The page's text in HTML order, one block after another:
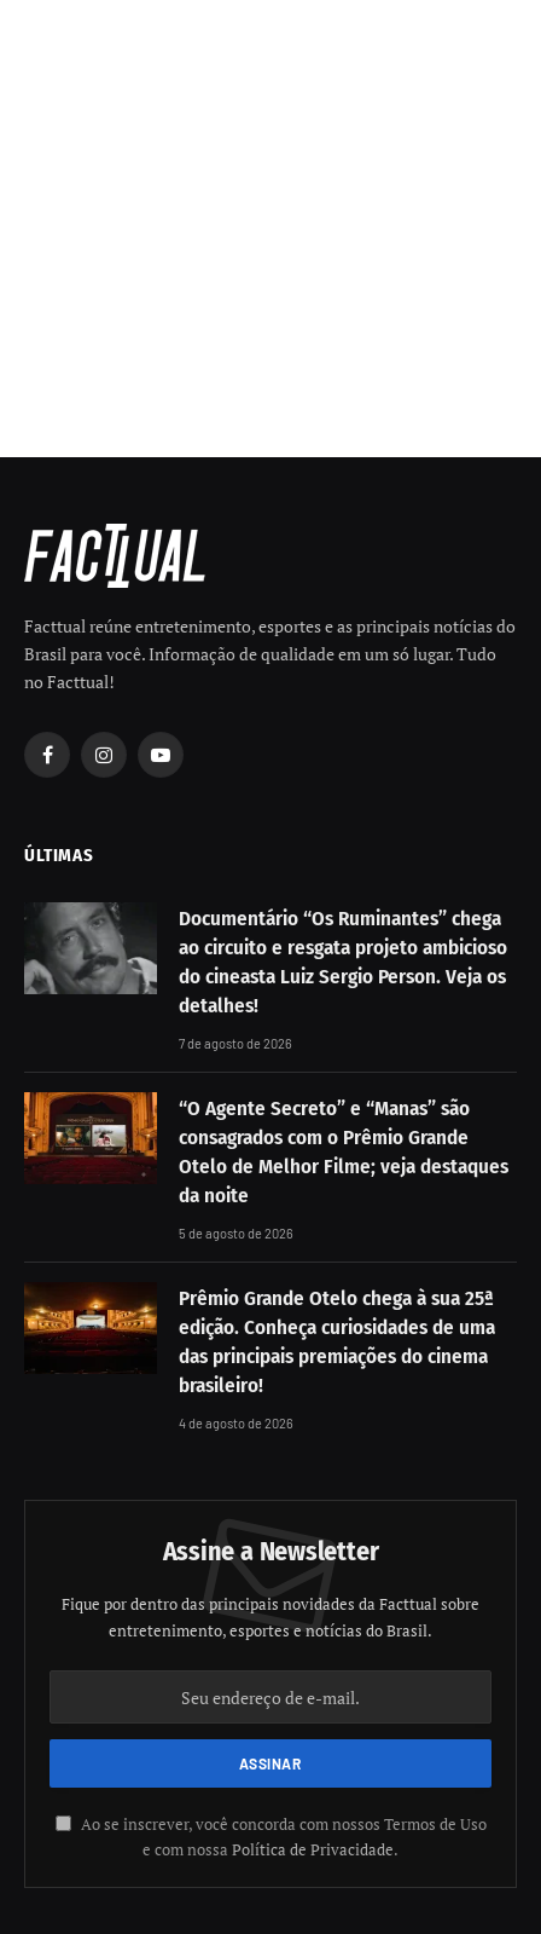
Facttual reúne entretenimento, esportes e as principais notícias do
Brasil para você. Informação de qualidade em um só lugar. Tudo
no Facttual!
FacebookInstagramYouTube
ÚLTIMAS
Documentário “Os Ruminantes” chega
ao circuito e resgata projeto ambicioso
do cineasta Luiz Sergio Person. Veja os
detalhes!
7 de agosto de 2026
“O Agente Secreto” e “Manas” são
consagrados com o Prêmio Grande
Otelo de Melhor Filme; veja destaques
da noite
5 de agosto de 2026
Prêmio Grande Otelo chega à sua 25ª
edição. Conheça curiosidades de uma
das principais premiações do cinema
brasileiro!
4 de agosto de 2026
Assine a Newsletter
Fique por dentro das principais novidades da Facttual sobre
entretenimento, esportes e notícias do Brasil.
Ao se inscrever, você concorda com nossos Termos de Uso
e com nossa Política de Privacidade.